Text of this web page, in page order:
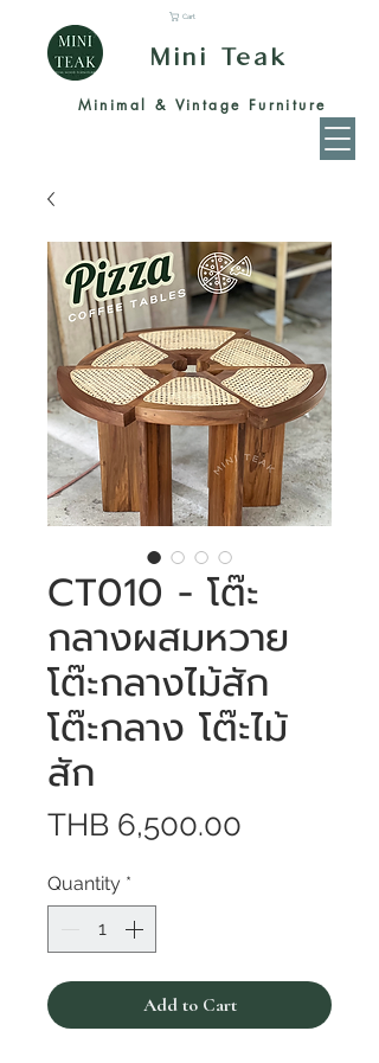
Mini Teak
Minimal & Vintage Furniture
Cart
CT010 - โต๊ะ
กลางผสมหวาย
โต๊ะกลางไม้สัก
โต๊ะกลาง โต๊ะไม้
สัก
THB 6,500.00
Quantity *
Add to Cart